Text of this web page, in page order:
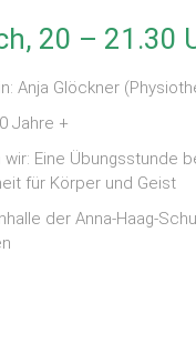
20 – 21.30
Anja Glöckner
Jahre +
Eine Übungsstunde
für Körper und Geist
der Anna-Haag-